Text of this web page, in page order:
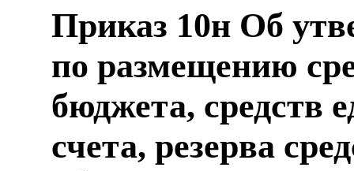
Приказ 10н Об
по размещению
бюджета, средств
счета, резерва